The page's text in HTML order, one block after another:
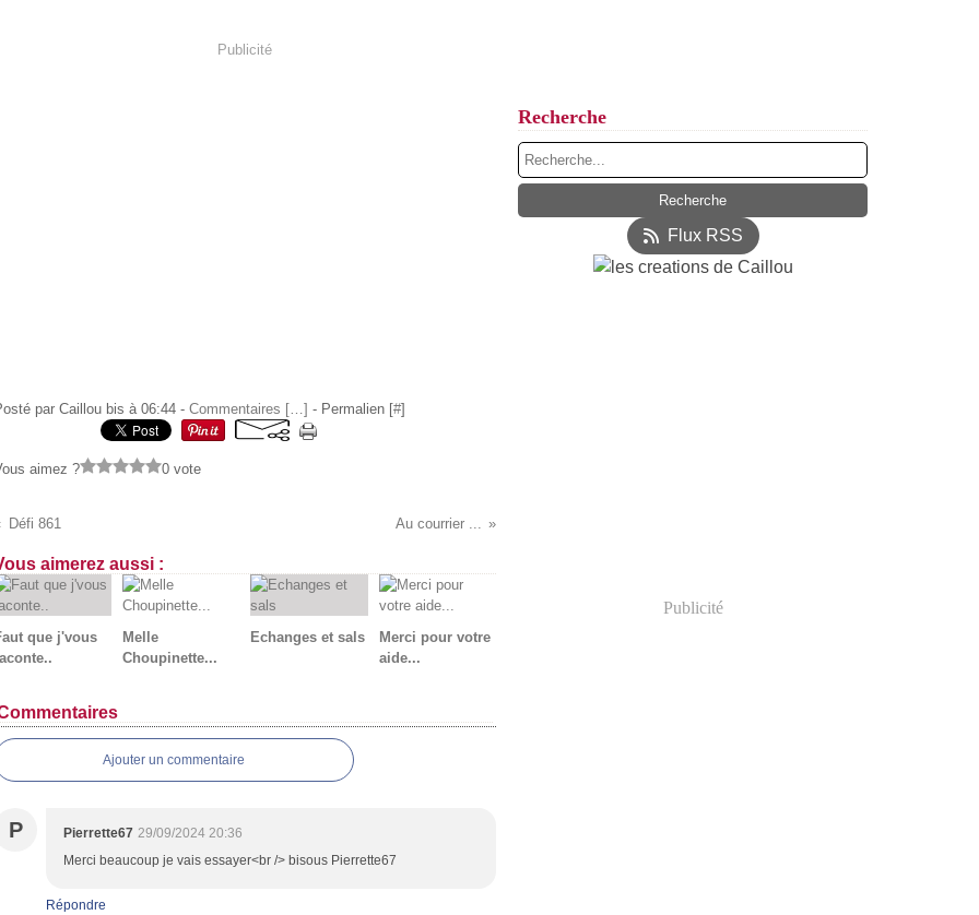
Publicité
par Caillou bis à 06:44 - Commentaires […] - Permalien [#]
aimez ? 0 vote
Défi 861 Au courrier ...
aimerez aussi :
que j'vous
Melle
Choupinette...
Echanges et sals
Merci pour votre
aide...
Ajouter un commentaire
P Pierrette67 29/09/2024 20:36
Merci beaucoup je vais essayer<br /> bisous Pierrette67
Répondre
Recherche
Flux RSS
Publicité